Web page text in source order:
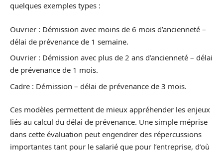
quelques exemples types :
Ouvrier : Démission avec moins de 6 mois d’ancienneté –
délai de prévenance de 1 semaine.
Ouvrier : Démission avec plus de 2 ans d’ancienneté – délai
de prévenance de 1 mois.
Cadre : Démission – délai de prévenance de 3 mois.
Ces modèles permettent de mieux appréhender les enjeux
liés au calcul du délai de prévenance. Une simple méprise
dans cette évaluation peut engendrer des répercussions
importantes tant pour le salarié que pour l’entreprise, d’où